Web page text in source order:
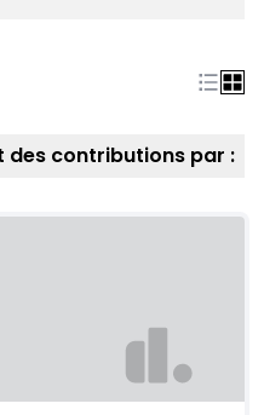
des contributions par :